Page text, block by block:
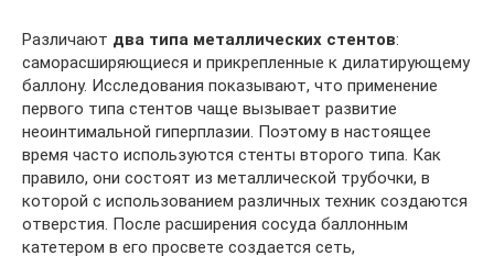
Различают два типа металлических стентов:
саморасширяющиеся и прикрепленные к дилатирующему
баллону. Исследования показывают, что применение
первого типа стентов чаще вызывает развитие
неоинтимальной гиперплазии. Поэтому в настоящее
время часто используются стенты второго типа. Как
правило, они состоят из металлической трубочки, в
которой с использованием различных техник создаются
отверстия. После расширения сосуда баллонным
катетером в его просвете создается сеть,